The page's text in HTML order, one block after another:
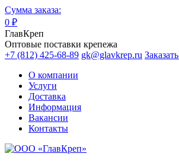
Сумма заказа:
0 ₽
ГлавКреп
Оптовые поставки крепежа
+7 (812) 425-68-89 gk@glavkrep.ru
О компании
Услуги
Доставка
Информация
Вакансии
Контакты